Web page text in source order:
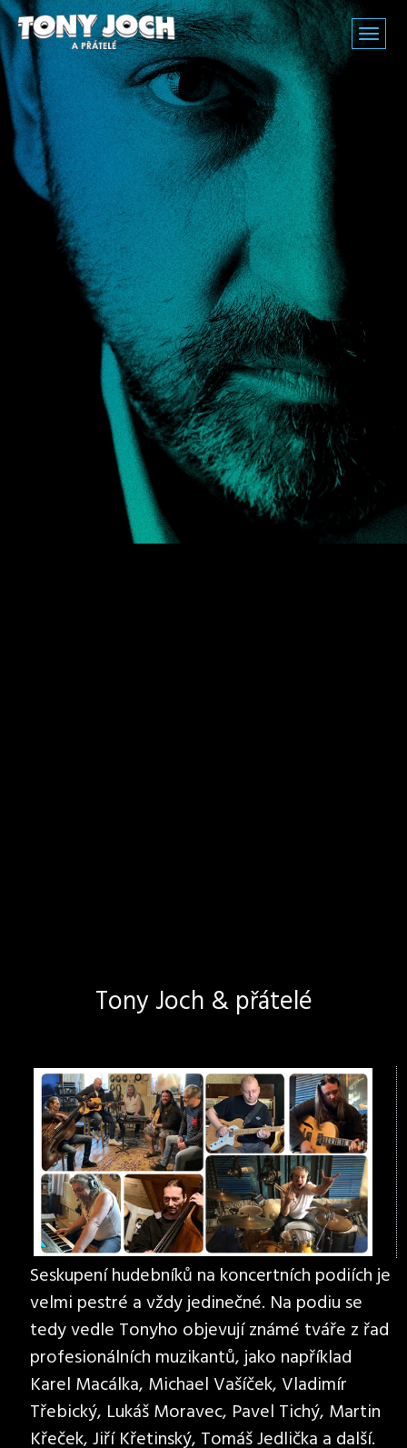
Tony Joch & přátelé
Seskupení hudebníků na koncertních podiích je
velmi pestré a vždy jedinečné. Na podiu se
tedy vedle Tonyho objevují známé tváře z řad
profesionálních muzikantů, jako například
Karel Macálka, Michael Vašíček, Vladimír
Třebický, Lukáš Moravec, Pavel Tichý, Martin
Křeček, Jiří Křetinský, Tomáš Jedlička a další.